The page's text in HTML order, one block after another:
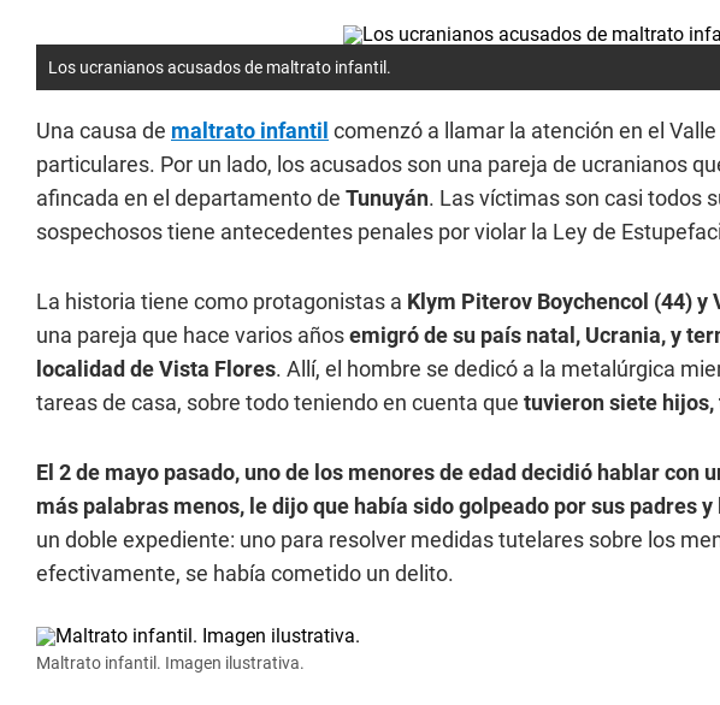
Los ucranianos acusados de maltrato infantil.
Una causa de maltrato infantil comenzó a llamar la atención en el
particulares. Por un lado, los acusados son una pareja de ucranianos
afincada en el departamento de Tunuyán. Las víctimas son casi todos
sospechosos tiene antecedentes penales por violar la Ley de
La historia tiene como protagonistas a Klym Piterov Boychencol (44) y
una pareja que hace varios añosemigró de su país natal, Ucrania, y
localidad de Vista Flores. Allí, el hombre se dedicó a la metalúrgica
tareas de casa, sobre todo teniendo en cuenta que tuvieron siete hijos,
El 2 de mayo pasado, uno de los menores de edad decidió hablar con
más palabras menos, le dijo que había sido golpeado por sus padres
un doble expediente: uno para resolver medidas tutelares sobre los
efectivamente, se había cometido un delito.
Maltrato infantil. Imagen ilustrativa.